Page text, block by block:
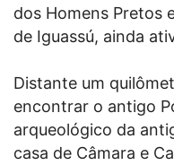
dos Homens Pretos
de Iguassú, ainda
Distante um
encontrar o antigo
arqueológico da
casa de Câmara e